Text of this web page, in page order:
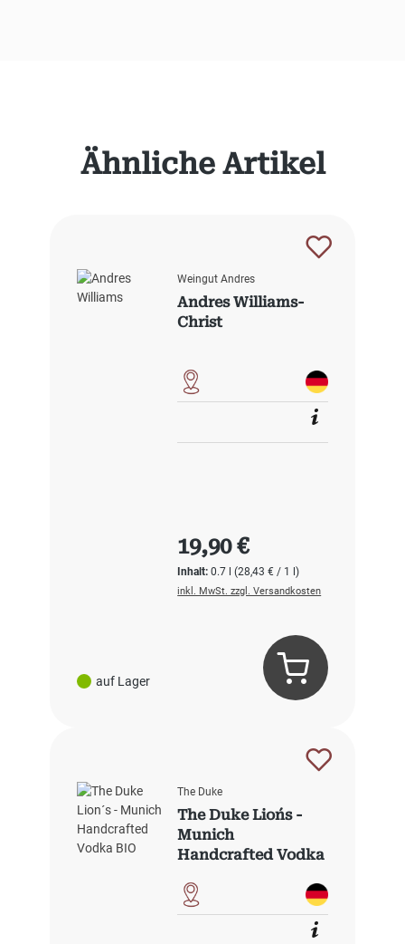
Produktgalerie überspringen
Ähnliche Artikel
auf Lager
Weingut Andres
Andres Williams-
Christ
Inhalt:0.7 l(28,43 € / 1 l)
Regulärer Preis:
19,90 €
inkl. MwSt. zzgl. Versandkosten
The Duke
The Duke Lion´s -
Munich
Handcrafted Vodka